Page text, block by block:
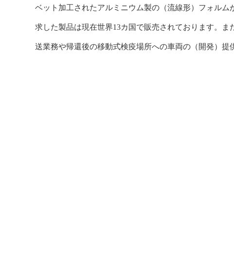
ベット加工されたアルミニウム製の（流線形）フォル
求した製品は現在世界13カ国で販売されております。
送業務や帰還後の移動式検疫場所への車両の（開発）